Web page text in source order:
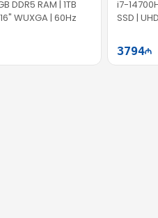
DDR5 RAM | 1TB
WUXGA | 60Hz
i7-
SSD |
3794